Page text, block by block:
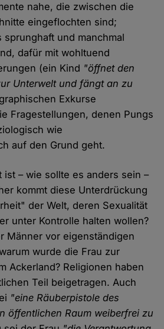
nahe, die zwischen die
eingeflochten sind;
sprunghaft und manchmal
dafür mit wohltuend
(ein Kind "öffnet den
Unterwelt und fängt an zu
Exkurse
Fragestellungen, denen Pungs
wie
auf den Grund geht.
ist – wie sollte es anders sein –
kommt diese Unterdrückung
der Welt, deren Sexualität
unter Kontrolle halten wollen?
Männer vor eigenständigen
wurde die Frau zur
Ackerland? Religionen haben
Teil beigetragen. Auch
"eine Räuberpistole des
öffentlichen Raum weiberfrei zu